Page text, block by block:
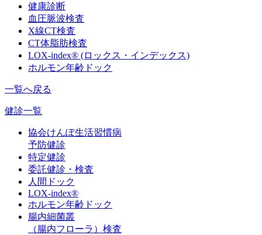
健康診断
血圧脈波検査
X線CT検査
CT体脂肪検査
LOX-index® (ロックス・インデックス)​
ホルモン年齢ドック
一覧へ戻る
健診一覧
協会けんぽ生活習慣病
予防健診
特定健診
委託健診・検査
人間ドック
LOX-index®
ホルモン年齢ドック
腸内細菌叢
（腸内フローラ）検査